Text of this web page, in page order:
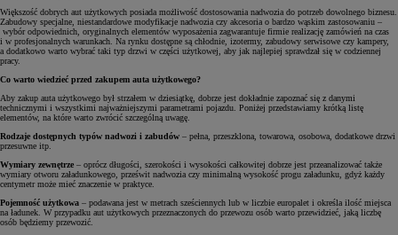
Większość dobrych aut użytkowych posiada możliwość dostosowania nadwozia do potrzeb dowolnego biznesu.
Zabudowy specjalne, niestandardowe modyfikacje nadwozia czy akcesoria o bardzo wąskim zastosowaniu –
wybór odpowiednich, oryginalnych elementów wyposażenia zagwarantuje firmie realizację zamówień na czas
i w profesjonalnych warunkach. Na rynku dostępne są chłodnie, izotermy, zabudowy serwisowe czy kampery,
a dodatkowo warto wybrać taki typ drzwi w części użytkowej, aby jak najlepiej sprawdzał się w codziennej
pracy.
Co warto wiedzieć przed zakupem auta użytkowego?
Aby zakup auta użytkowego był strzałem w dziesiątkę, dobrze jest dokładnie zapoznać się z danymi
technicznymi i wszystkimi najważniejszymi parametrami pojazdu. Poniżej przedstawiamy krótką listę
elementów, na które warto zwrócić szczególną uwagę.
Rodzaje dostępnych typów nadwozi i zabudów – pełna, przeszklona, towarowa, osobowa, dodatkowe drzwi
przesuwne itp.
Wymiary zewnętrze – oprócz długości, szerokości i wysokości całkowitej dobrze jest przeanalizować także
wymiary otworu załadunkowego, prześwit nadwozia czy minimalną wysokość progu załadunku, gdyż każdy
centymetr może mieć znaczenie w praktyce.
Pojemność użytkowa – podawana jest w metrach sześciennych lub w liczbie europalet i określa ilość miejsca
na ładunek. W przypadku aut użytkowych przeznaczonych do przewozu osób warto przewidzieć, jaką liczbę
osób będziemy przewozić.